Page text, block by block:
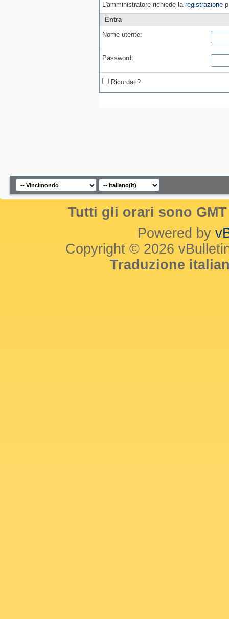
L'amministratore richiede la registrazione
Entra
Nome utente:
Password:
Ricordati?
Tutti gli orari sono
Powered by
Copyright © 2026
Traduzione